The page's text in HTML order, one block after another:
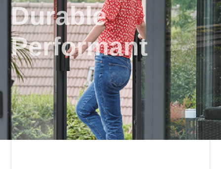
Durable
Performant